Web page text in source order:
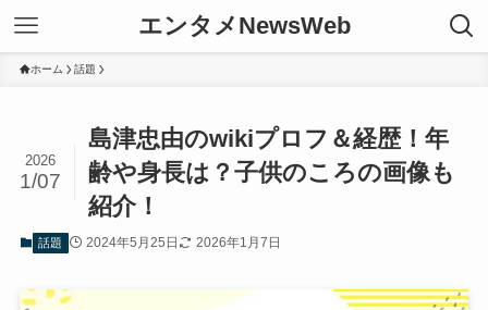
エンタメNewsWeb
ホーム 話題
島津忠由のwikiプロフ＆経歴！年
齢や身長は？子供のころの画像も
紹介！
2026
1/07
話題 2024年5月25日 2026年1月7日